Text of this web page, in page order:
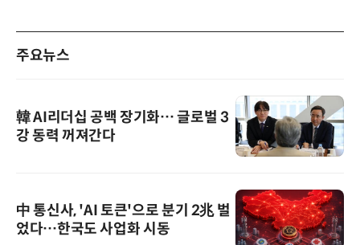
주요뉴스
韓 AI리더십 공백 장기화… 글로벌 3
강 동력 꺼져간다
中 통신사, 'AI 토큰'으로 분기 2兆 벌
었다…한국도 사업화 시동